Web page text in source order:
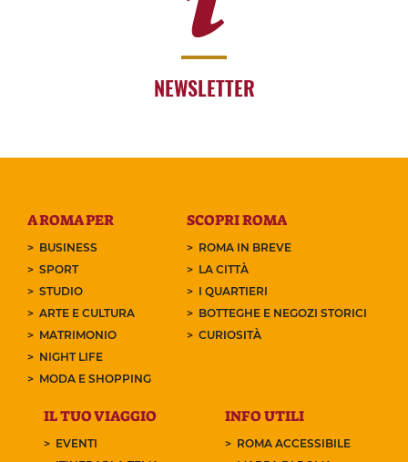
NEWSLETTER
A ROMA PER
BUSINESS
SPORT
STUDIO
ARTE E CULTURA
MATRIMONIO
NIGHT LIFE
MODA E SHOPPING
SCOPRI ROMA
ROMA IN BREVE
LA CITTÀ
I QUARTIERI
BOTTEGHE E NEGOZI STORICI
CURIOSITÀ
IL TUO VIAGGIO
EVENTI
INFO UTILI
ROMA ACCESSIBILE